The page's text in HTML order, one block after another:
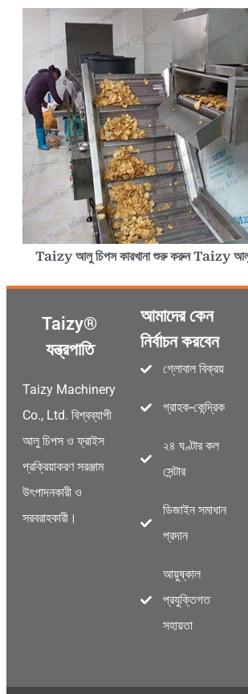
Taizy আলু চিপস কারখানা শুরু করুন Taizy আলু
Taizy®
যন্ত্রপাতি
Taizy Machinery
Co., Ltd. বিশ্বব্যাপী
আলু চিপস ও ফ্রাইস
প্রক্রিয়াকরণ সরঞ্জাম
উৎপাদনকারী ও
সরবরাহকারী।
আমাদের কেন
নির্বাচন করবেন
গ্লোবাল বিক্রয়
গ্রাহক-কেন্দ্রিক
২৪ ঘণ্টার কল
সেন্টার
ডিজাইন সমাধান
প্রদান
আয়ুষ্কাল
প্রযুক্তিগত
সহায়তা